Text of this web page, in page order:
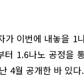
가 이번에 내놓을 1
터 1.6나노 공정을
4월 공개한 바 있다.